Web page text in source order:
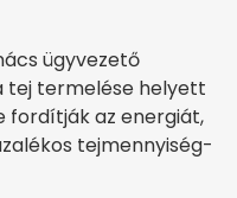
ügyvezető
tej termelése helyett
fordítják az energiát,
tejmennyiség-